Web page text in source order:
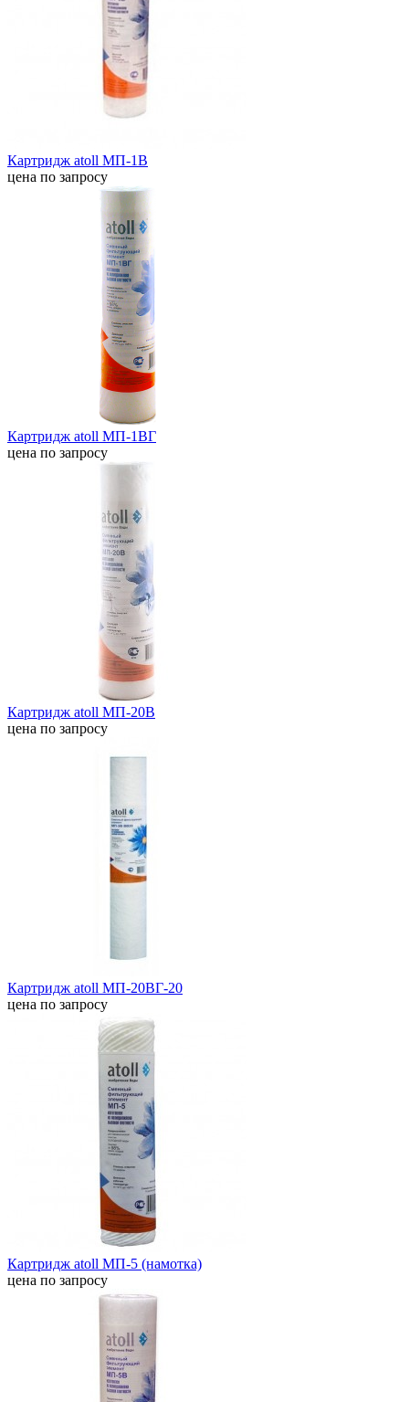
Картридж atoll МП-1В
цена по запросу
Картридж atoll МП-1ВГ
цена по запросу
Картридж atoll МП-20В
цена по запросу
Картридж atoll МП-20ВГ-20
цена по запросу
Картридж atoll МП-5 (намотка)
цена по запросу